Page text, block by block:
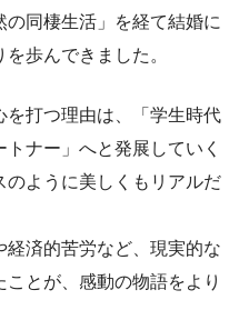
の同棲生活」を経て結婚に
歩んできました。
を打つ理由は、「学生時代
ナー」へと発展していく
ように美しくもリアルだ
経済的苦労など、現実的な
とが、感動の物語をより